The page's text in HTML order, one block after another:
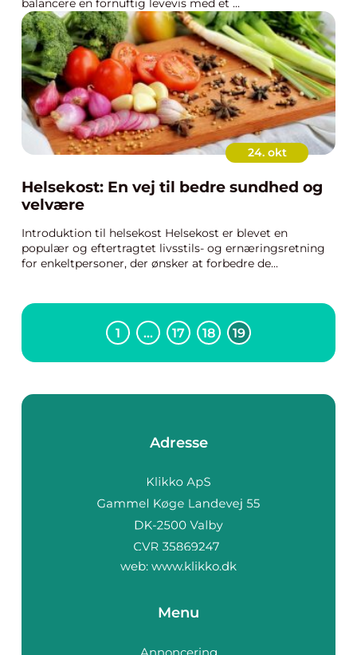
balancere en fornuftig levevis med et ...
24. okt
Helsekost: En vej til bedre sundhed og
velvære
Introduktion til helsekost Helsekost er blevet en
populær og eftertragtet livsstils- og ernæringsretning
for enkeltpersoner, der ønsker at forbedre de...
1 … 17 18 19
Adresse
web: www.klikko.dk
Menu
Annoncering